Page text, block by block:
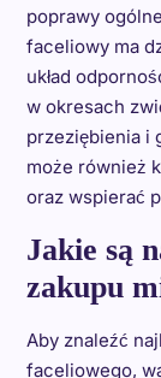
poprawy
faceliowy ma
układ
w okresach
przeziębienia i
może również
oraz wspierać
Jakie są
zakupu
Aby znaleźć
faceliowego,